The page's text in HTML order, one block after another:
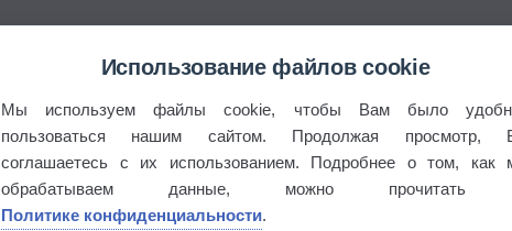
Использование файлов cookie
Мы используем файлы cookie, чтобы Вам было
пользоваться нашим сайтом. Продолжая просмотр,
соглашаетесь с их использованием. Подробнее о том, как
обрабатываем данные, можно прочитать
Политике конфиденциальности.